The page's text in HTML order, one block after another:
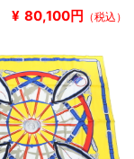
¥ 80,100円 （税込）